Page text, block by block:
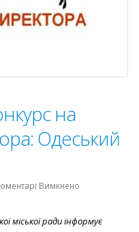
на
Одеський
Вимкнено
на
міської ради інформує